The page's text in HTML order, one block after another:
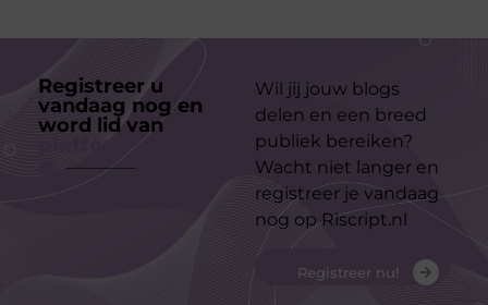
Registreer u
vandaag nog en
word lid van
Wil jij jouw blogs
delen en een breed
publiek bereiken?
Wacht niet langer en
registreer je vandaag
nog op Riscript.nl
Registreer nu!